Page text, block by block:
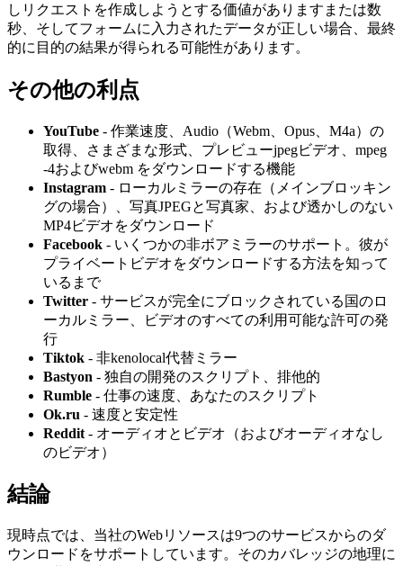
しリクエストを作成しようとする価値がありますまたは数
秒、そしてフォームに入力されたデータが正しい場合、最終
的に目的の結果が得られる可能性があります。
その他の利点
YouTube - 作業速度、Audio（Webm、Opus、M4a）の
取得、さまざまな形式、プレビューjpegビデオ、mpeg
-4およびwebm をダウンロードする機能
Instagram - ローカルミラーの存在（メインブロッキン
グの場合）、写真JPEGと写真家、および透かしのない
MP4ビデオをダウンロード
Facebook - いくつかの非ボアミラーのサポート。彼が
プライベートビデオをダウンロードする方法を知って
いるまで
Twitter - サービスが完全にブロックされている国のロ
ーカルミラー、ビデオのすべての利用可能な許可の発
行
Tiktok - 非kenolocal代替ミラー
Bastyon - 独自の開発のスクリプト、排他的
Rumble - 仕事の速度、あなたのスクリプト
Ok.ru - 速度と安定性
Reddit - オーディオとビデオ（およびオーディオなし
のビデオ）
結論
現時点では、当社のWebリソースは9つのサービスからのダ
ウンロードをサポートしています。そのカバレッジの地理に